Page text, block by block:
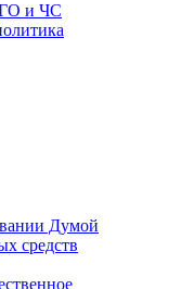
ГО и ЧС
Думой
средств